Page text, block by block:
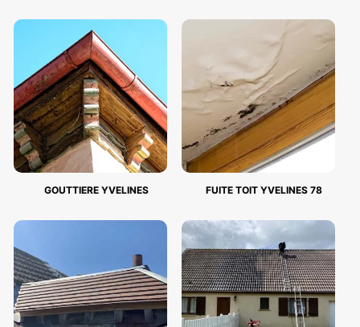
GOUTTIERE YVELINES FUITE TOIT YVELINES 78